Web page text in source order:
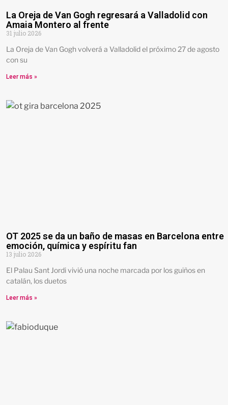
La Oreja de Van Gogh regresará a Valladolid con
Amaia Montero al frente
31 julio 2026
La Oreja de Van Gogh volverá a Valladolid el próximo 27 de agosto
con su
Leer más »
OT 2025 se da un baño de masas en Barcelona entre
emoción, química y espíritu fan
13 julio 2026
El Palau Sant Jordi vivió una noche marcada por los guiños en
catalán, los duetos
Leer más »